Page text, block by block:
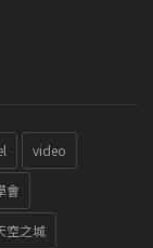
video
會
空之城